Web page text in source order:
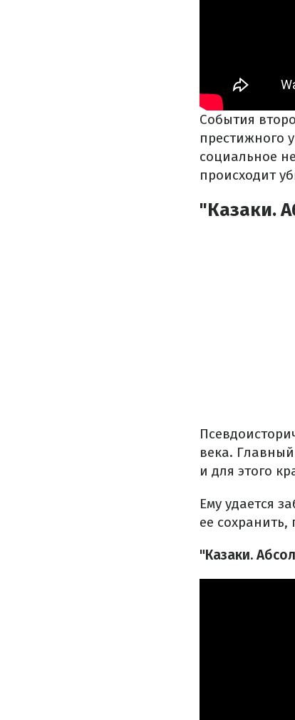
События
престижного
социальное
происходит
"Казаки.
века.
и для этого
Ему удается
ее
"Казаки.